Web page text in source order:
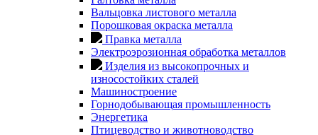
Вальцовка листового металла
Порошковая окраска металла
Правка металла
Электроэрозионная обработка металлов
Изделия из высокопрочных и
износостойких сталей
Машиностроение
Горнодобывающая промышленность
Энергетика
Птицеводство и животноводство